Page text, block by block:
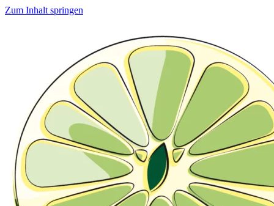
Zum Inhalt springen